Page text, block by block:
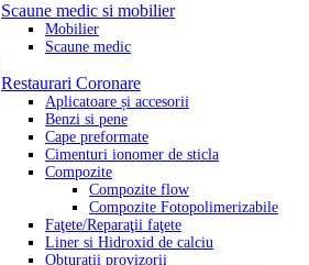
Scaune medic si mobilier
Mobilier
Scaune medic
Restaurari Coronare
Aplicatoare și accesorii
Benzi si pene
Cape preformate
Cimenturi ionomer de sticla
Compozite
Compozite flow
Compozite Fotopolimerizabile
Faţete/Reparaţii faţete
Liner si Hidroxid de calciu
Obturatii provizorii